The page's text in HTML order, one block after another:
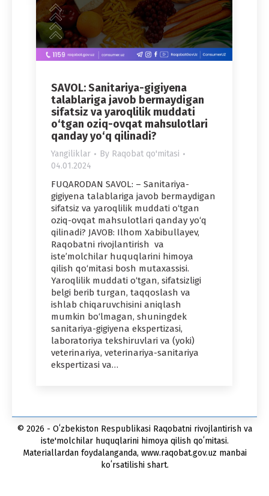
SAVOL: Sanitariya-gigiyena
talablariga javob bermaydigan
sifatsiz va yaroqlilik muddati
o‘tgan oziq-ovqat mahsulotlari
qanday yo‘q qilinadi?
Yangiliklar By Raqobat qo'mitasi
04.01.2024
FUQARODAN SAVOL: – Sanitariya-
gigiyena talablariga javob bermaydigan
sifatsiz va yaroqlilik muddati o‘tgan
oziq-ovqat mahsulotlari qanday yo‘q
qilinadi? JAVOB: Ilhom Xabibullayev,
Raqobatni rivojlantirish va
iste’molchilar huquqlarini himoya
qilish qo‘mitasi bosh mutaxassisi.
Yaroqlilik muddati o‘tgan, sifatsizligi
belgi berib turgan, taqqoslash va
ishlab chiqaruvchisini aniqlash
mumkin bo‘lmagan, shuningdek
sanitariya-gigiyena ekspertizasi,
laboratoriya tekshiruvlari va (yoki)
veterinariya, veterinariya-sanitariya
ekspertizasi va…
© 2026 - Oʻzbekiston Respublikasi Raqobatni rivojlantirish va
iste'molchilar huquqlarini himoya qilish qoʻmitasi.
Materiallardan foydalanganda, www.raqobat.gov.uz manbai
koʻrsatilishi shart.